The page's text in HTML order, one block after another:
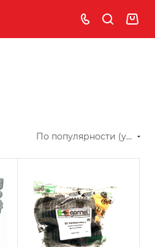
По популярности (убывание)